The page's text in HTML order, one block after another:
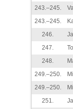
243.–245.
243.–245.
246.
247.
248.
249.–250.
249.–250.
251.